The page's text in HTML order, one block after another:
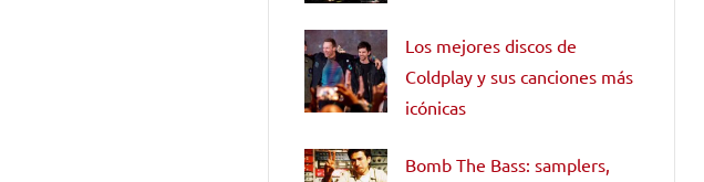
Los mejores discos de
Coldplay y sus canciones más
icónicas
Bomb The Bass: samplers,